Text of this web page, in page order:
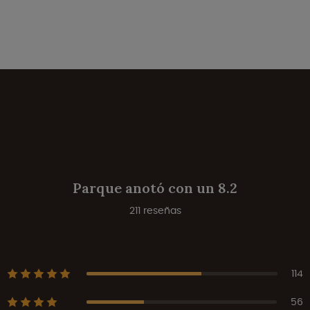
Parque anotó con un 8.2
211 reseñas
114
56